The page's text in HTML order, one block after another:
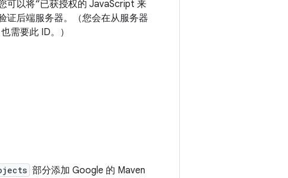
可以将“已获授权的 JavaScript 来
证后端服务器。（您会在从服务器
需要此 ID。）
部分添加 Google 的 Maven